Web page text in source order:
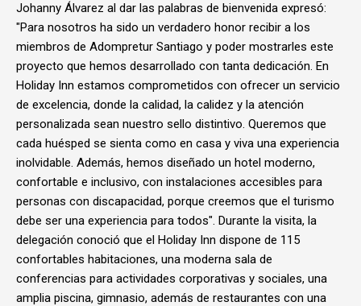
Johanny Álvarez al dar las palabras de bienvenida expresó:
"Para nosotros ha sido un verdadero honor recibir a los
miembros de Adompretur Santiago y poder mostrarles este
proyecto que hemos desarrollado con tanta dedicación. En
Holiday Inn estamos comprometidos con ofrecer un servicio
de excelencia, donde la calidad, la calidez y la atención
personalizada sean nuestro sello distintivo. Queremos que
cada huésped se sienta como en casa y viva una experiencia
inolvidable. Además, hemos diseñado un hotel moderno,
confortable e inclusivo, con instalaciones accesibles para
personas con discapacidad, porque creemos que el turismo
debe ser una experiencia para todos". Durante la visita, la
delegación conoció que el Holiday Inn dispone de 115
confortables habitaciones, una moderna sala de
conferencias para actividades corporativas y sociales, una
amplia piscina, gimnasio, además de restaurantes con una